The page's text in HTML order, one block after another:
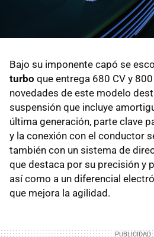
Bajo su imponente capó se
turbo que entrega 680 CV y
novedades de este modelo
suspensión que incluye
última generación, parte clave
y la conexión con el conductor
también con un sistema de
que destaca por su precisión y
así como a un diferencial
que mejora la agilidad.